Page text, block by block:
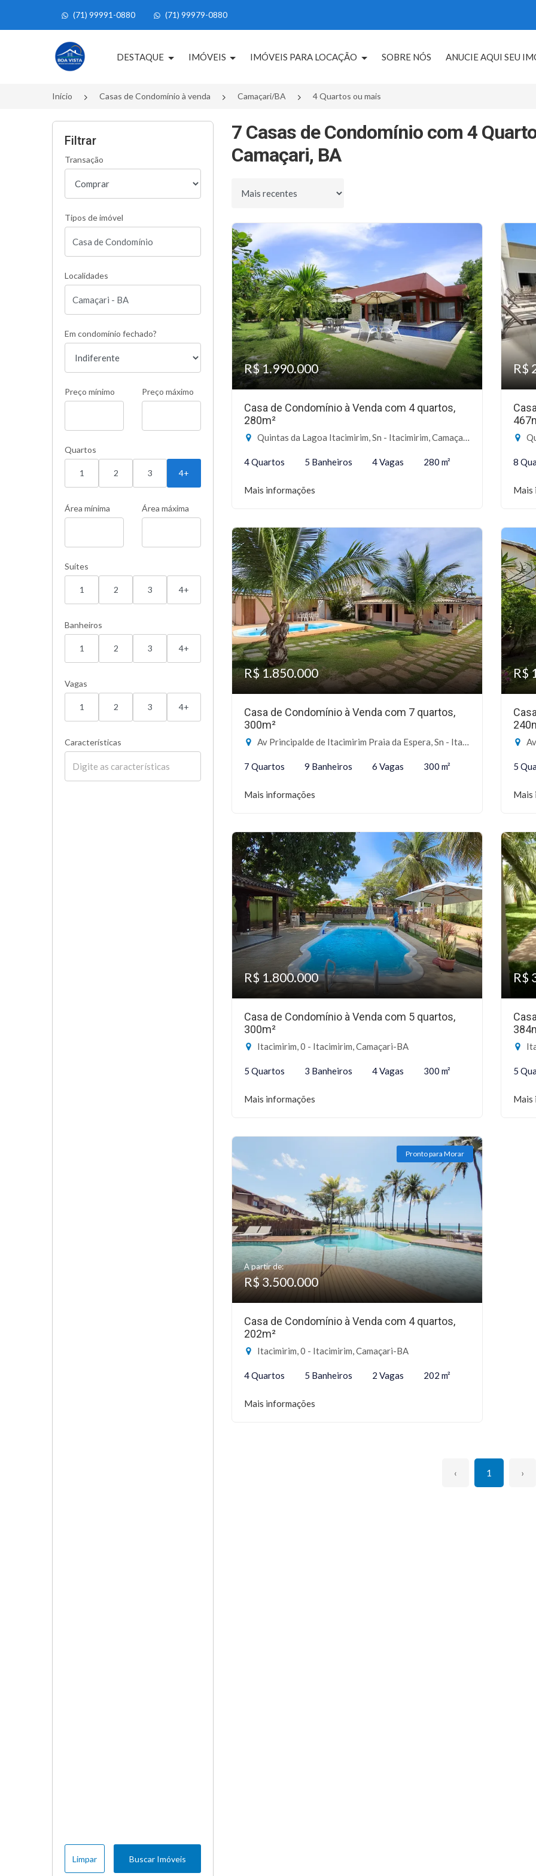
(71) 99991-0880 (71) 99979-0880
Página inicial
DESTAQUE IMÓVEIS IMÓVEIS PARA LOCAÇÃO SOBRE NÓS ANUCIE AQUI SEU
Início Casas de Condomínio à venda Camaçari/BA 4 Quartos ou mais
Filtrar
Transação
Tipos de imóvel
Localidades
Em condomínio fechado?
Preço mínimo Preço máximo
Quartos
1 2 3 4+
Área mínima Área máxima
Suítes
1 2 3 4+
Banheiros
1 2 3 4+
Vagas
1 2 3 4+
Características
Limpar Buscar Imóveis
7 Casas de Condomínio com 4
Camaçari, BA
Ordenar por
R$ 1.990.000
Casa de Condomínio à Venda com 4 quartos,
280m²
Quintas da Lagoa Itacimirim, Sn - Itacimirim, Camaçari-BA
4 Quartos 5 Banheiros 4 Vagas 280 m²
Mais informações
R$
8
Mais
R$ 1.850.000
Casa de Condomínio à Venda com 7 quartos,
300m²
Av Principalde de Itacimirim Praia da Espera, Sn - Itacimirim, Camaçari-BA
7 Quartos 9 Banheiros 6 Vagas 300 m²
Mais informações
R$
Av
5
Mais
R$ 1.800.000
Casa de Condomínio à Venda com 5 quartos,
300m²
Itacimirim, 0 - Itacimirim, Camaçari-BA
5 Quartos 3 Banheiros 4 Vagas 300 m²
Mais informações
R$
5
Mais
Pronto para Morar
A partir de:
R$ 3.500.000
Casa de Condomínio à Venda com 4 quartos,
202m²
Itacimirim, 0 - Itacimirim, Camaçari-BA
4 Quartos 5 Banheiros 2 Vagas 202 m²
Mais informações
‹ 1 ›